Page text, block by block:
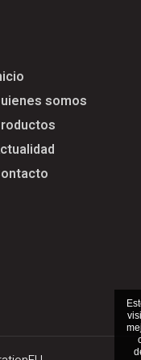
somos